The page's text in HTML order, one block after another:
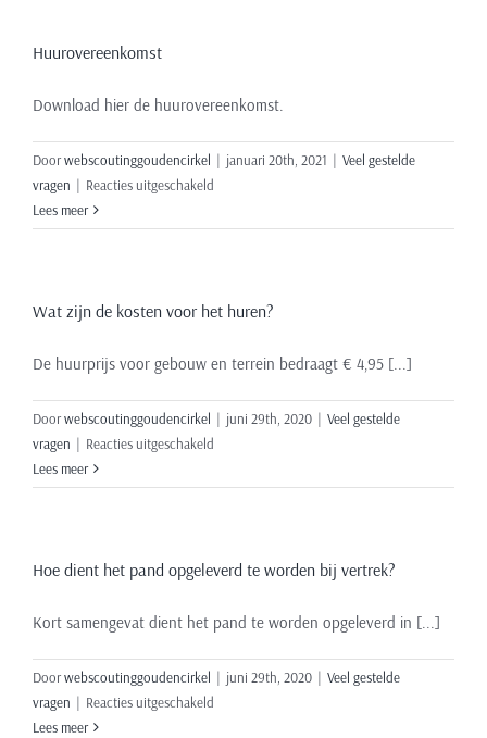
Huurovereenkomst
Download hier de huurovereenkomst.
Doorwebscoutinggoudencirkel | januari 20th, 2021 | Veel gestelde
vragen | Reacties uitgeschakeld
Lees meer
Wat zijn de kosten voor het huren?
De huurprijs voor gebouw en terrein bedraagt € 4,95 [...]
Doorwebscoutinggoudencirkel | juni 29th, 2020 | Veel gestelde
vragen | Reacties uitgeschakeld
zijn
voor
huren?
Lees meer
Hoe dient het pand opgeleverd te worden bij vertrek?
Kort samengevat dient het pand te worden opgeleverd in [...]
Doorwebscoutinggoudencirkel | juni 29th, 2020 | Veel gestelde
vragen | Reacties uitgeschakeld
Lees meer